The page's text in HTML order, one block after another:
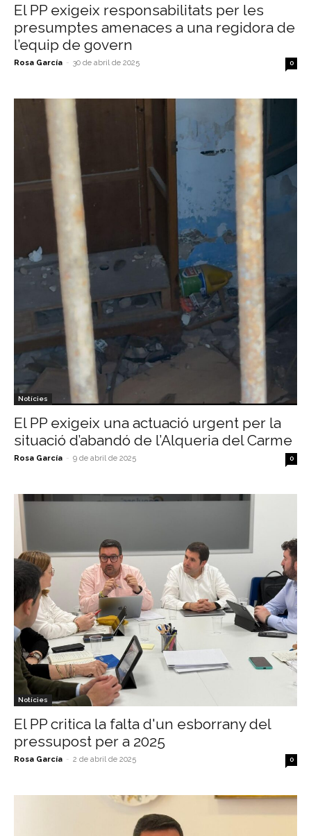
El PP exigeix responsabilitats per les
presumptes amenaces a una regidora de
l’equip de govern
Rosa García - 30 de abril de 2025 0
Notícies
El PP exigeix una actuació urgent per la
situació d’abandó de l’Alqueria del Carme
Rosa García - 9 de abril de 2025 0
Notícies
El PP critica la falta d'un esborrany del
pressupost per a 2025
Rosa García - 2 de abril de 2025 0